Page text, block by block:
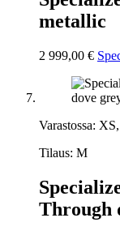
metallic
2 999,00 €
Varastossa:
Tilaus: M
Through